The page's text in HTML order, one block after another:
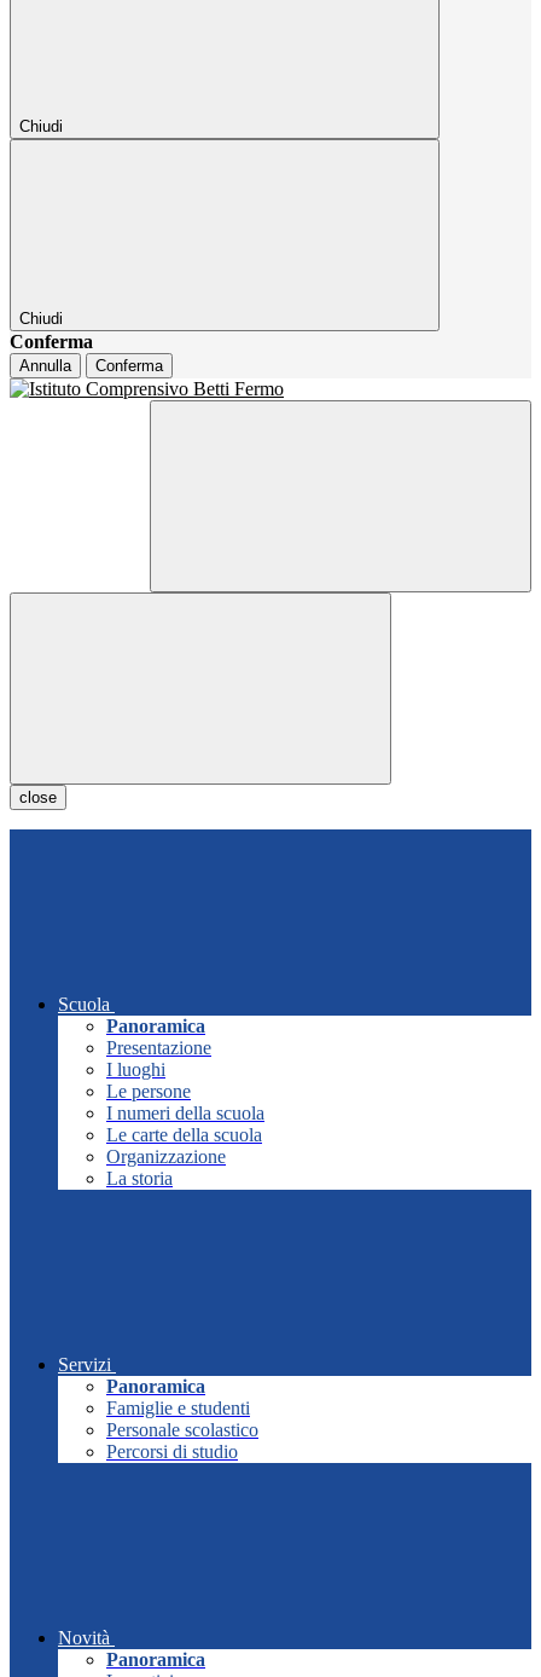
Chiudi
Chiudi
Conferma
Annulla Conferma
close
Scuola
Panoramica
Presentazione
I luoghi
Le persone
I numeri della scuola
Le carte della scuola
Organizzazione
La storia
Servizi
Panoramica
Famiglie e studenti
Personale scolastico
Percorsi di studio
Novità
Panoramica